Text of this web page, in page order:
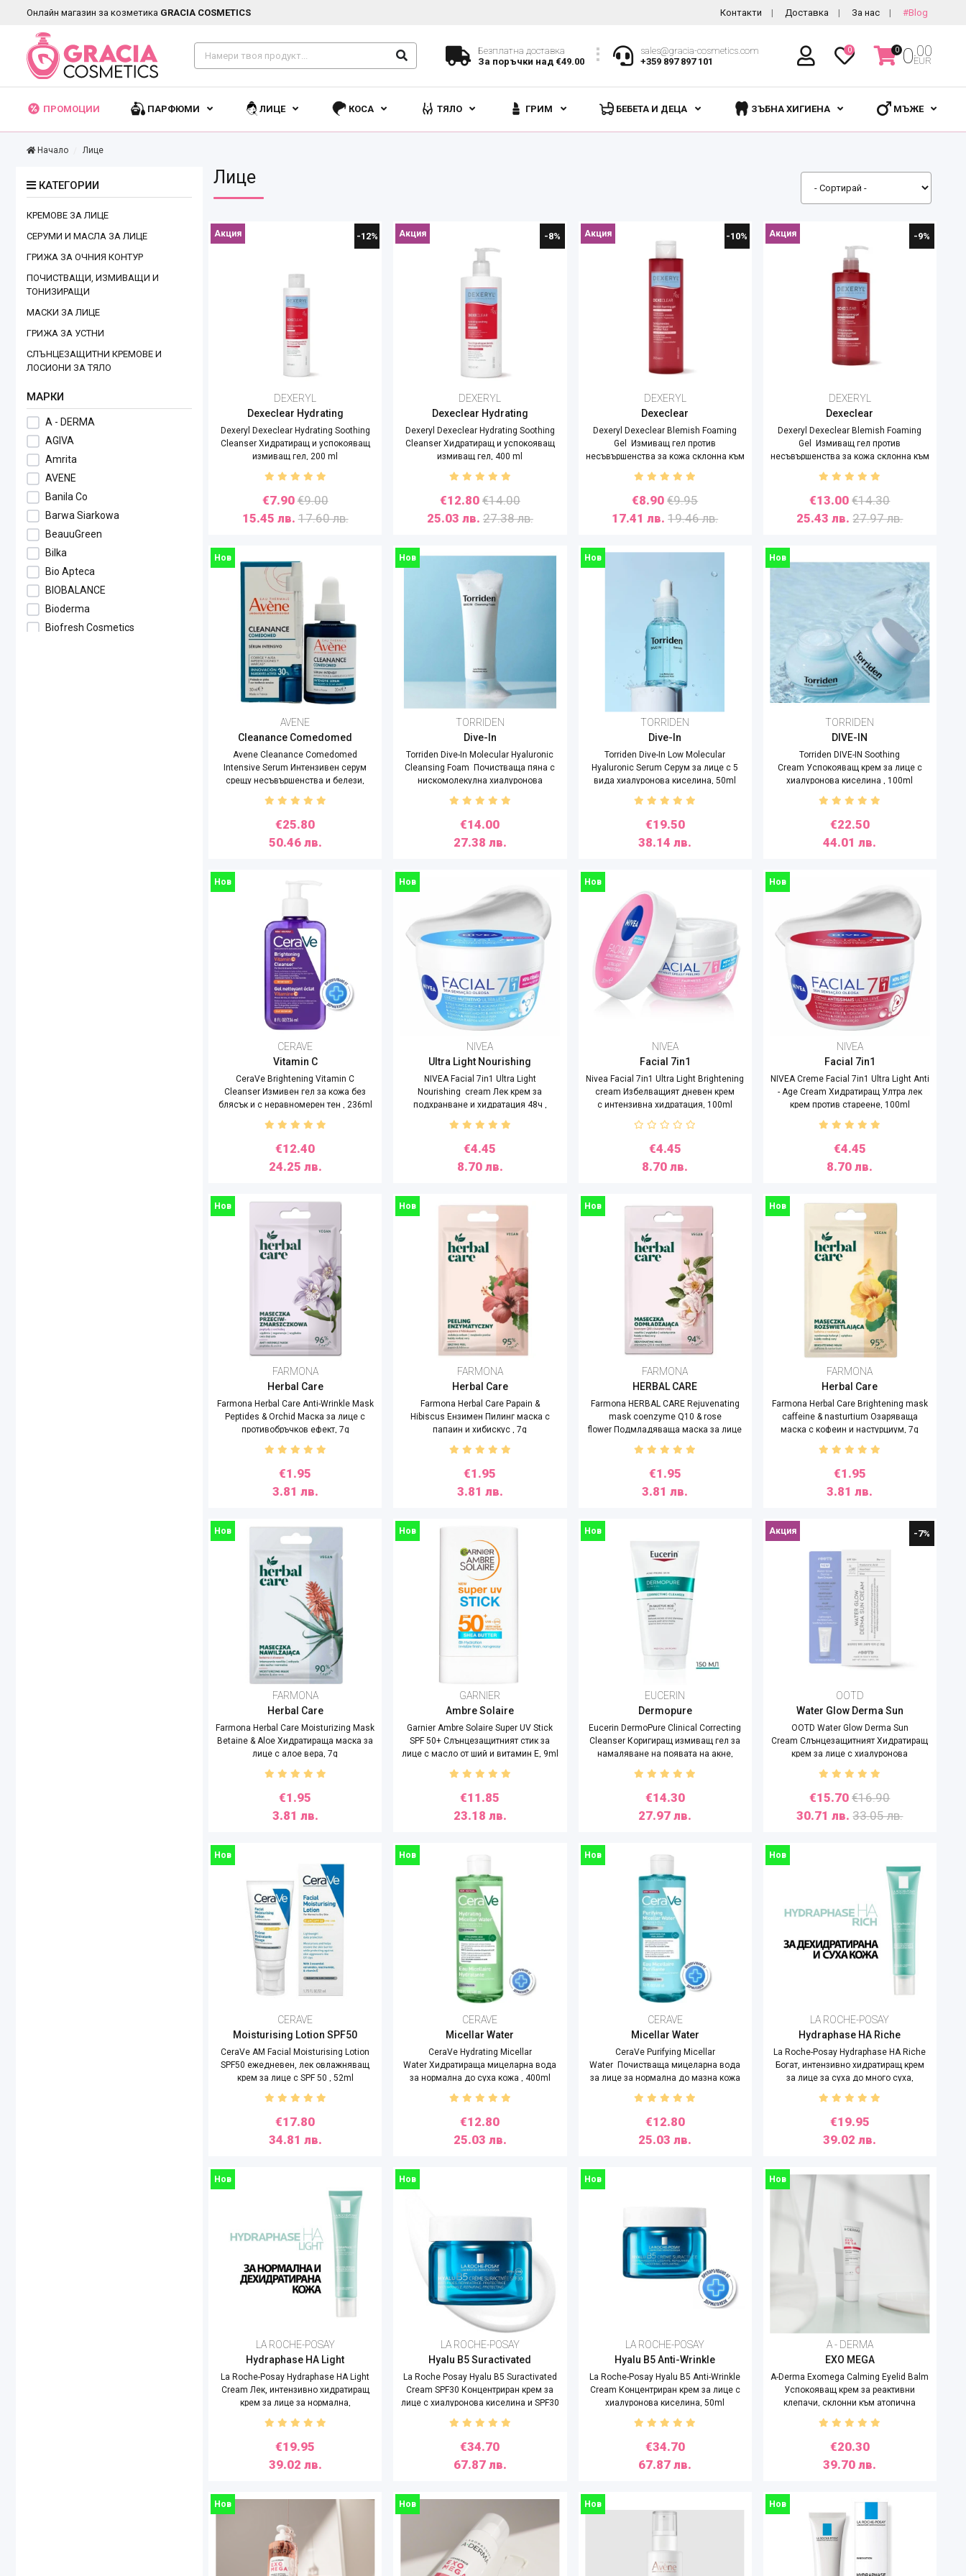
Онлайн магазин за козметика GRACIA COSMETICS Контакти Доставка За нас #Blog
Безплатна доставка
За поръчки над €49.00
sales@gracia-cosmetics.com
+359 897 897 101
0 0 0.00
EUR
ПРОМОЦИИ ПАРФЮМИ ЛИЦЕ КОСА ТЯЛО ГРИМ БЕБЕТА И ДЕЦА ЗЪБНА ХИГИЕНА МЪЖЕ
Начало Лице
КАТЕГОРИИ
КРЕМОВЕ ЗА ЛИЦЕ
СЕРУМИ И МАСЛА ЗА ЛИЦЕ
ГРИЖА ЗА ОЧНИЯ КОНТУР
ПОЧИСТВАЩИ, ИЗМИВАЩИ И
ТОНИЗИРАЩИ
МАСКИ ЗА ЛИЦЕ
ГРИЖА ЗА УСТНИ
СЛЪНЦЕЗАЩИТНИ КРЕМОВЕ И
ЛОСИОНИ ЗА ТЯЛО
МАРКИ
A - DERMA
AGIVA
Amrita
AVENE
Banila Co
Barwa Siarkowa
BeauuGreen
Bilka
Bio Apteca
BIOBALANCE
Bioderma
Biofresh Cosmetics
Лице
-12%
Акция
DEXERYL
Dexeclear Hydrating
Dexeryl Dexeclear Hydrating Soothing
Cleanser Хидратиращ и успокояващ
измиващ гел, 200 ml
€7.90€9.00
15.45 лв.17.60 лв.
-8%
Акция
DEXERYL
Dexeclear Hydrating
Dexeryl Dexeclear Hydrating Soothing
Cleanser Хидратиращ и успокояващ
измиващ гел, 400 ml
€12.80 €14.00
25.03 лв. 27.38 лв.
-10%
Акция
DEXERYL
Dexeclear
Dexeryl Dexeclear Blemish Foaming
Gel Измиващ гел против
несъвършенства за кожа склонна към
акне, 200ml
€8.90€9.95
17.41 лв.19.46 лв.
-9%
Акция
DEXERYL
Dexeclear
Dexeryl Dexeclear Blemish Foaming
Gel Измиващ гел против
несъвършенства за кожа склонна към
акне, 400ml
€13.00€14.30
25.43 лв.27.97 лв.
Нов
AVENE
Cleanance Comedomed
Avene Cleanance Comedomed
Intensive Serum Интензивен серум
срещу несъвършенства и белези,
30ml
€25.80
50.46 лв.
Нов
TORRIDEN
Dive-In
Torriden Dive-In Molecular Hyaluronic
Cleansing Foam Почистваща пяна с
нискомолекулна хиалуронова
киселина,150ml
€14.00
27.38 лв.
Нов
TORRIDEN
Dive-In
Torriden Dive-In Low Molecular
Hyaluronic Serum Серум за лице с 5
вида хиалуронова киселина, 50ml
€19.50
38.14 лв.
Нов
TORRIDEN
DIVE-IN
Torriden DIVE-IN Soothing
Cream Успокояващ крем за лице с
хиалуронова киселина , 100ml
€22.50
44.01 лв.
Нов
CERAVE
Vitamin C
CeraVe Brightening Vitamin C
Cleanser Измивен гел за кожа без
блясък и с неравномерен тен , 236ml
€12.40
24.25 лв.
Нов
NIVEA
Ultra Light Nourishing
NIVEA Facial 7in1 Ultra Light
Nourishing cream Лек крем за
подхранване и хидратация 48ч ,
100ml
€4.45
8.70 лв.
Нов
NIVEA
Facial 7in1
Nivea Facial 7in1 Ultra Light Brightening
cream Избелващият дневен крем
с интензивна хидратация, 100ml
€4.45
8.70 лв.
Нов
NIVEA
Facial 7in1
NIVEA Creme Facial 7in1 Ultra Light Anti
- Age Cream Хидратиращ Ултра лек
крем против стареене, 100ml
€4.45
8.70 лв.
Нов
FARMONA
Herbal Care
Farmona Herbal Care Anti-Wrinkle Mask
Peptides & Orchid Маска за лице с
противобръчков ефект, 7g
€1.95
3.81 лв.
Нов
FARMONA
Herbal Care
Farmona Herbal Care Papain &
Hibiscus Ензимен Пилинг маска с
папаин и хибискус , 7g
€1.95
3.81 лв.
Нов
FARMONA
HERBAL CARE
Farmona HERBAL CARE Rejuvenating
mask coenzyme Q10 & rose
flower Подмладяваща маска за лице
€1.95
3.81 лв.
Нов
FARMONA
Herbal Care
Farmona Herbal Care Brightening mask
caffeine & nasturtium Озаряваща
маска с кофеин и настурциум, 7g
€1.95
3.81 лв.
Нов
FARMONA
Herbal Care
Farmona Herbal Care Moisturizing Mask
Betaine & Aloe Хидратираща маска за
лице с алое вера, 7g
€1.95
3.81 лв.
Нов
GARNIER
Ambre Solaire
Garnier Ambre Solaire Super UV Stick
SPF 50+ Слънцезащитният стик за
лице с масло от ший и витамин Е, 9ml
€11.85
23.18 лв.
Нов
EUCERIN
Dermopure
Eucerin DermoPure Clinical Correcting
Cleanser Коригиращ измиващ гел за
намаляване на появата на акне,
150ml
€14.30
27.97 лв.
-7%
Акция
OOTD
Water Glow Derma Sun
OOTD Water Glow Derma Sun
Cream Слънцезащитният Хидратиращ
крем за лице с хиалуронова
киселина, SPF 50 , 50ml
€15.70€16.90
30.71 лв.33.05 лв.
Нов
CERAVE
Moisturising Lotion SPF50
CeraVe AM Facial Moisturising Lotion
SPF50 ежедневен, лек овлажняващ
крем за лице с SPF 50 , 52ml
€17.80
34.81 лв.
Нов
CERAVE
Micellar Water
CeraVe Hydrating Micellar
Water Хидратираща мицеларна вода
за нормална до суха кожа , 400ml
€12.80
25.03 лв.
Нов
CERAVE
Micellar Water
CeraVe Purifying Micellar
Water Почистваща мицеларна вода
за лице за нормална до мазна кожа
,400ml
€12.80
25.03 лв.
Нов
LA ROCHE-POSAY
Hydraphase HA Riche
La Roche-Posay Hydraphase HA Riche
Богат, интензивно хидратиращ крем
за лице за суха до много суха,
дехидратирана кожа, 40ml
€19.95
39.02 лв.
Нов
LA ROCHE-POSAY
Hydraphase HA Light
La Roche-Posay Hydraphase HA Light
Cream Лек, интензивно хидратиращ
крем за лице за нормална,
€19.95
39.02 лв.
Нов
LA ROCHE-POSAY
Hyalu B5 Suractivated
La Roche Posay Hyalu B5 Suractivated
Cream SPF30 Концентриран крем за
лице с хиалуронова киселина и SPF30
€34.70
67.87 лв.
Нов
LA ROCHE-POSAY
Hyalu B5 Anti-Wrinkle
La Roche-Posay Hyalu B5 Anti-Wrinkle
Cream Концентриран крем за лице с
хиалуронова киселина, 50ml
€34.70
67.87 лв.
Нов
A - DERMA
EXO MEGA
A-Derma Exomega Calming Eyelid Balm
Успокояващ крем за реактивни
клепачи, склонни към атопична
€20.30
39.70 лв.
Нов Нов Нов Нов